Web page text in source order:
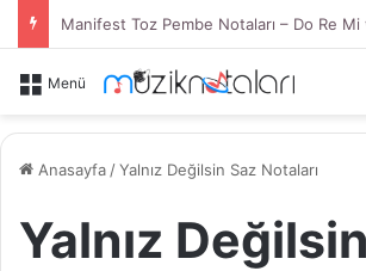
Manifest Toz Pembe Notaları – Do Re
Menü
Anasayfa /Yalnız Değilsin Saz Notaları
Yalnız